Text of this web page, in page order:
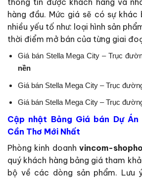
thông tin được khách hàng và
hàng đầu. Mức giá sẽ có sự
nhiều yếu tố như: loại hình sản
thời điểm mở bán của từng giai
Giá bán Stella Mega City – Trục
nền
Giá bán Stella Mega City – Trục
Giá bán Stella Mega City – Trục
Cập nhật Bảng Giá bán Dự
Cần Thơ Mới Nhất
Phòng kinh doanh vincom-
quý khách hàng bảng giá tham
bộ về các dòng sản phẩm. Lưu